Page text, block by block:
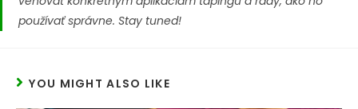
používať správne. Stay tuned!
YOU MIGHT ALSO LIKE